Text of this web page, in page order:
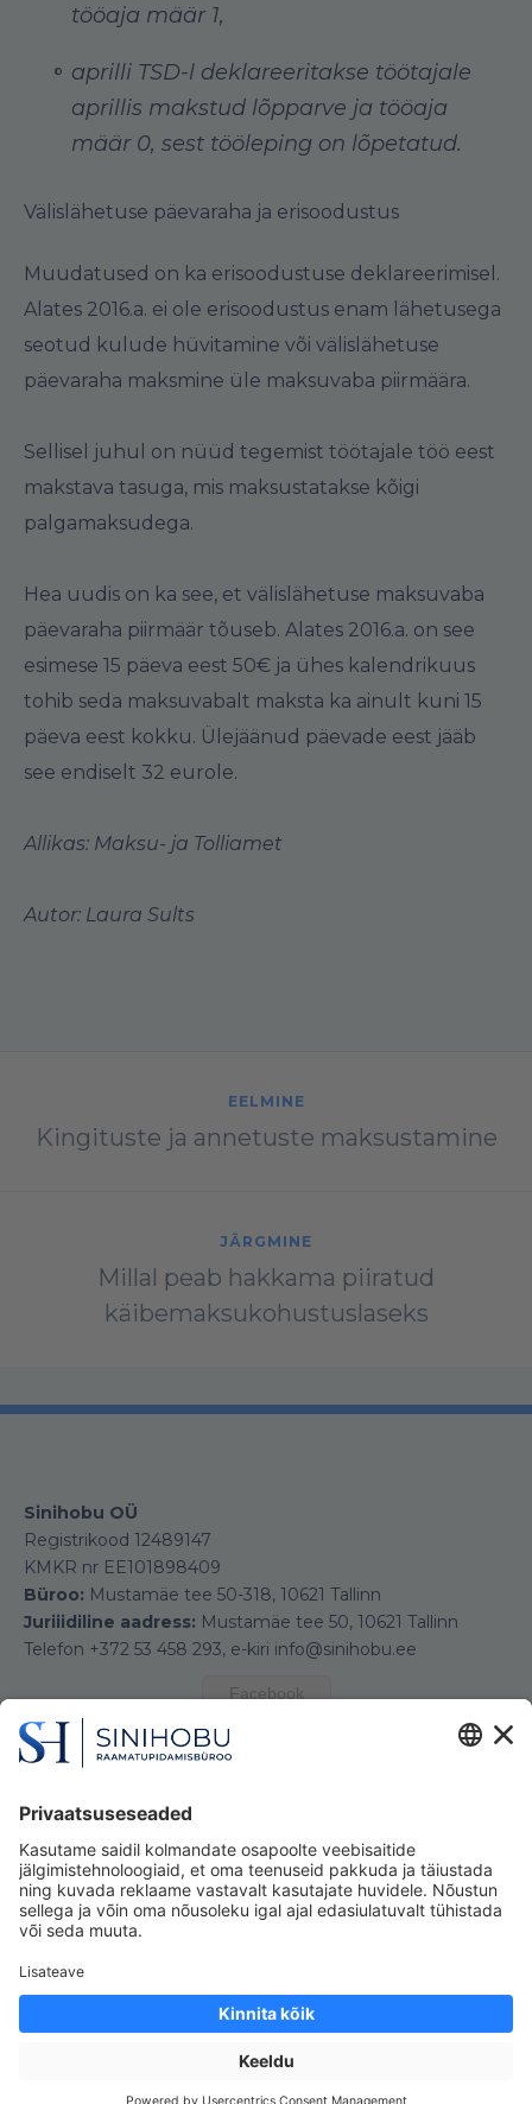
tööaja määr 1,
aprilli TSD-l deklareeritakse töötajale
aprillis makstud lõpparve ja tööaja
määr 0, sest tööleping on lõpetatud.
Välislähetuse päevaraha ja erisoodustus
Muudatused on ka erisoodustuse deklareerimisel.
Alates 2016.a. ei ole erisoodustus enam lähetusega
seotud kulude hüvitamine või välislähetuse
päevaraha maksmine üle maksuvaba piirmäära.
Sellisel juhul on nüüd tegemist töötajale töö eest
makstava tasuga, mis maksustatakse kõigi
palgamaksudega.
Hea uudis on ka see, et välislähetuse maksuvaba
päevaraha piirmäär tõuseb. Alates 2016.a. on see
esimese 15 päeva eest 50€ ja ühes kalendrikuus
tohib seda maksuvabalt maksta ka ainult kuni 15
päeva eest kokku. Ülejäänud päevade eest jääb
see endiselt 32 eurole.
Allikas: Maksu- ja Tolliamet
Autor: Laura Sults
EELMINE
Kingituste ja annetuste maksustamine
JÄRGMINE
Millal peab hakkama piiratud
käibemaksukohustuslaseks
Sinihobu OÜ
Registrikood 12489147
KMKR nr EE101898409
Büroo: Mustamäe tee 50-318, 10621 Tallinn
Juriiidiline aadress: Mustamäe tee 50, 10621 Tallinn
Telefon +372 53 458 293, e-kiri info@sinihobu.ee
Facebook
Kasutades seda veebilehte, nõustute meie
rivaatsuspoliitikaga
TegiManimal